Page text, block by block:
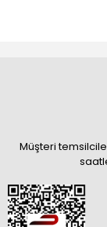
Müşteri